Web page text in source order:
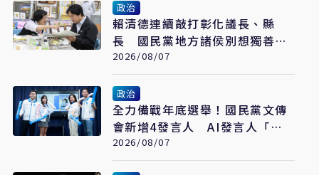
政治
賴清德連續敲打彰化議長、縣
長 國民黨地方諸侯別想獨善其
身
2026/08/07
政治
全力備戰年底選舉！國民黨文傳
會新增4發言人 AI發言人「鄭
小文」亮相
2026/08/07